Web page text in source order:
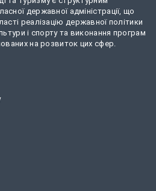
державної адміністрації, що
реалізацію державної політики
і спорту та виконання програм
на розвиток цих сфер.